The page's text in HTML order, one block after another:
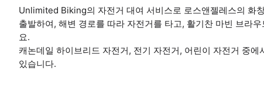
Unlimited Biking의 자전거 대여 서비스로 로스앤젤레스의 화
출발하여, 해변 경로를 따라 자전거를 타고, 활기찬 마빈 브라
요.
캐논데일 하이브리드 자전거, 전기 자전거, 어린이 자전거 중
있습니다.